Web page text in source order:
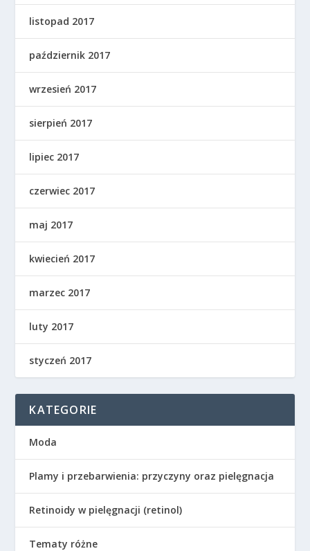
listopad 2017
październik 2017
wrzesień 2017
sierpień 2017
lipiec 2017
czerwiec 2017
maj 2017
kwiecień 2017
marzec 2017
luty 2017
styczeń 2017
KATEGORIE
Moda
Plamy i przebarwienia: przyczyny oraz pielęgnacja
Retinoidy w pielęgnacji (retinol)
Tematy różne